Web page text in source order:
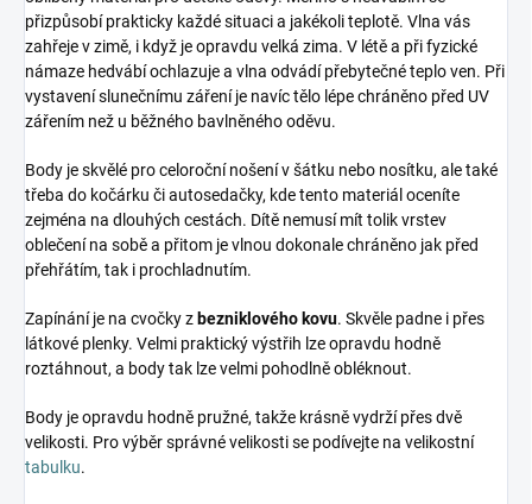
přizpůsobí prakticky každé situaci a jakékoli teplotě. Vlna vás
zahřeje v zimě, i když je opravdu velká zima. V létě a při fyzické
námaze hedvábí ochlazuje a vlna odvádí přebytečné teplo ven. Při
vystavení slunečnímu záření je navíc tělo lépe chráněno před UV
zářením než u běžného bavlněného oděvu.
Body je skvělé pro celoroční nošení v šátku nebo nosítku, ale také
třeba do kočárku či autosedačky, kde tento materiál oceníte
zejména na dlouhých cestách. Dítě nemusí mít tolik vrstev
oblečení na sobě a přitom je vlnou dokonale chráněno jak před
přehřátím, tak i prochladnutím.
Zapínání je na cvočky z bezniklového kovu. Skvěle padne i přes
látkové plenky. Velmi praktický výstřih lze opravdu hodně
roztáhnout, a body tak lze velmi pohodlně obléknout.
Body je opravdu hodně pružné, takže krásně vydrží přes dvě
velikosti. Pro výběr správné velikosti se podívejte na velikostní
tabulku.